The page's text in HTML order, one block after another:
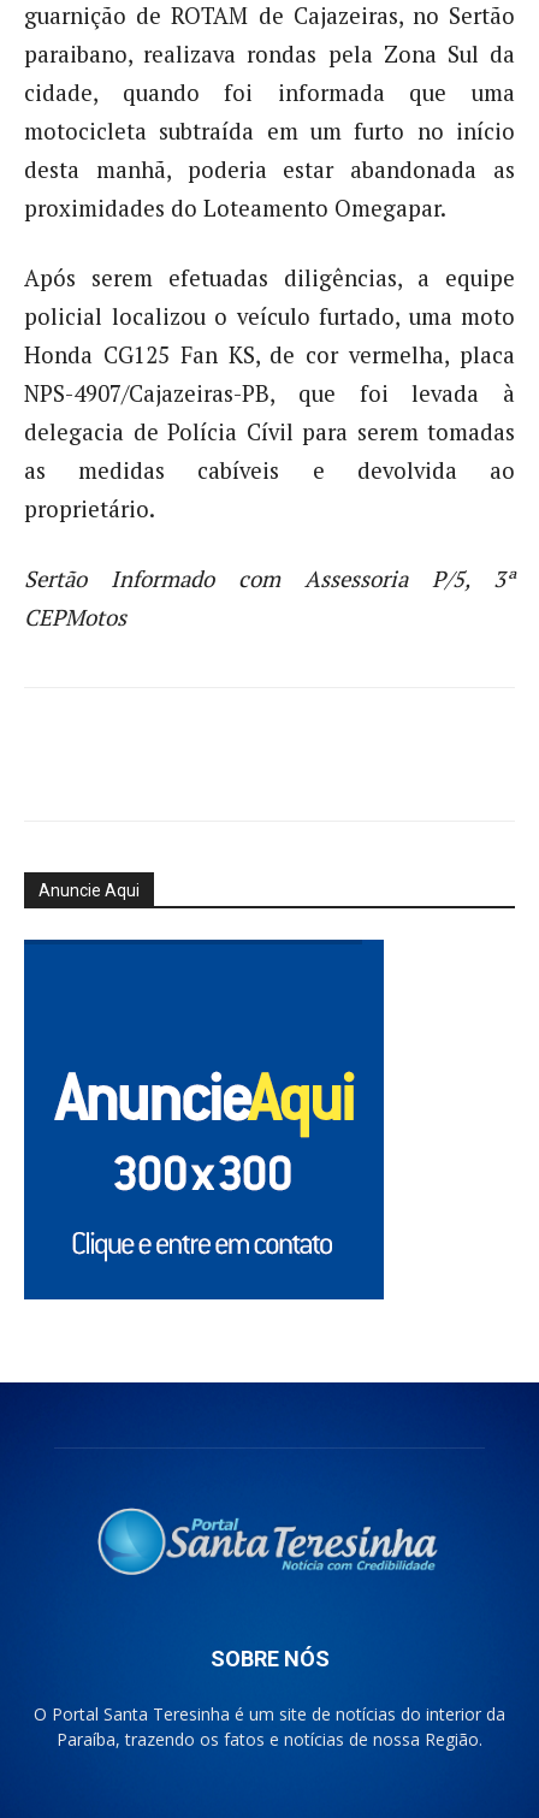
guarnição de ROTAM de Cajazeiras, no Sertão
paraibano, realizava rondas pela Zona Sul da
cidade, quando foi informada que uma
motocicleta subtraída em um furto no início
desta manhã, poderia estar abandonada as
proximidades do Loteamento Omegapar.
Após serem efetuadas diligências, a equipe
policial localizou o veículo furtado, uma moto
Honda CG125 Fan KS, de cor vermelha, placa
NPS-4907/Cajazeiras-PB, que foi levada à
delegacia de Polícia Cívil para serem tomadas
as medidas cabíveis e devolvida ao
proprietário.
Sertão Informado com Assessoria P/5, 3ª
CEPMotos
Anuncie Aqui
SOBRE NÓS
O Portal Santa Teresinha é um site de notícias do interior da
Paraíba, trazendo os fatos e notícias de nossa Região.